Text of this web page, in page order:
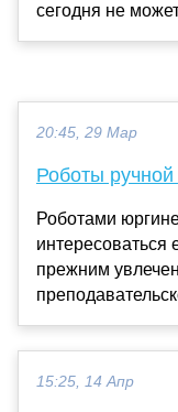
сегодня не
20:45, 29 Мар
Роботы
Роботами
интересоваться
прежним
15:25, 14 Апр